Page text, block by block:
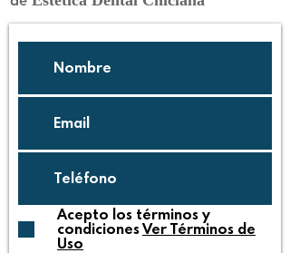
Acepto los términos y
condicionesVer Términos de
Uso